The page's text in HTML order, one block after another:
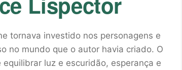
tornava investido nos personagens e
no mundo que o autor havia criado. O
luz e escuridão, esperança e